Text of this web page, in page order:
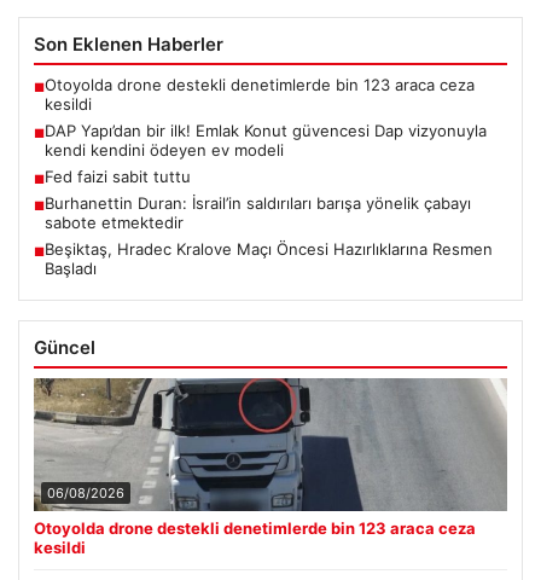
Son Eklenen Haberler
■Otoyolda drone destekli denetimlerde bin 123 araca ceza
kesildi
■DAP Yapı’dan bir ilk! Emlak Konut güvencesi Dap vizyonuyla
kendi kendini ödeyen ev modeli
■Fed faizi sabit tuttu
■Burhanettin Duran: İsrail’in saldırıları barışa yönelik çabayı
sabote etmektedir
■Beşiktaş, Hradec Kralove Maçı Öncesi Hazırlıklarına Resmen
Başladı
Güncel
06/08/2026
Otoyolda drone destekli denetimlerde bin 123 araca ceza
kesildi